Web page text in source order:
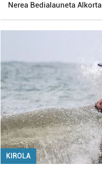
Nerea Bedialauneta Alkorta
KIROLA